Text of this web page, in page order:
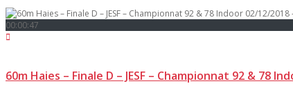
00:00:47
60m Haies – Finale D – JESF – Championnat 92 & 78